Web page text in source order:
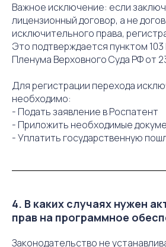
Важное исключение: если
лицензионный договор, а не
исключительного права,
Это подтверждается пунктом
Пленума Верховного Суда РФ от
Для регистрации перехода
необходимо:
- Подать заявление в Роспатент
- Приложить необходимые
- Уплатить государственную
4. В каких случаях нужен
прав на программное
Законодательство не